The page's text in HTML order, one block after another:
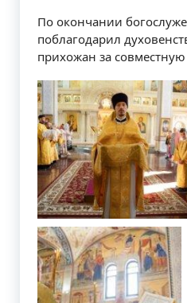
По окончании
поблагодарил
прихожан за